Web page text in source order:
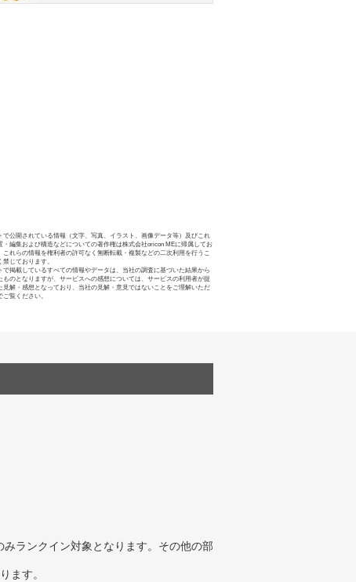
で公開されている情報（文字、写真、イラスト、画像データ等）及びこれ
・編集および構造などについての著作権は株式会社oricon MEに帰属してお
これらの情報を権利者の許可なく無断転載・複製などの二次利用を行うこ
禁じております。
で掲載しているすべての情報やデータは、当社の調査に基づいた結果から
ものとなりますが、サービスへの感想については、サービスの利用者が提
見解・感想となっており、当社の見解・意見ではないことをご理解いただ
ご覧ください。
ランクイン対象となります。その他の部
ます。